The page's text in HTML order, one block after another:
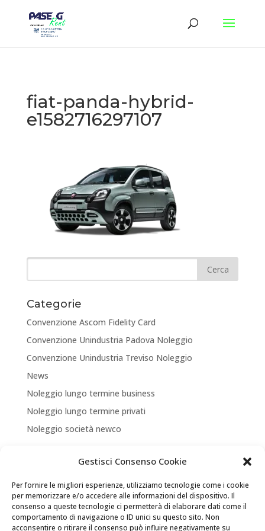
Gestisci Consenso Cookie
Per fornire le migliori esperienze, utilizziamo tecnologie come i cookie
per memorizzare e/o accedere alle informazioni del dispositivo. Il
consenso a queste tecnologie ci permetterà di elaborare dati come il
comportamento di navigazione o ID unici su questo sito. Non
acconsentire o ritirare il consenso può influire negativamente su
fiat-panda-hybrid-
e1582716297107
Categorie
Convenzione Ascom Fidelity Card
Convenzione Unindustria Padova Noleggio
Convenzione Unindustria Treviso Noleggio
News
Noleggio lungo termine business
Noleggio lungo termine privati
Noleggio società newco
Articoli recenti
ASSICURA LA TUA MOBILITA’
NEW LOCATION + NEW PARTNERSHIP